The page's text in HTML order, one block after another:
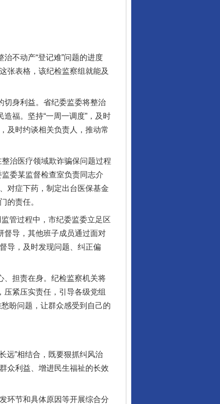
不动产“登记难”问题的进度
张表格，该纪检监察组就能及
身利益。省纪委监委将整治
福。坚持“一周一调度”，及时
及时约谈相关负责人，推动常
治医疗领域欺诈骗保问题过程
委某监督检查室负责同志介
对症下药，制定出台医保基金
的责任。
管过程中，市纪委监委立足区
督导，其他班子成员通过面对
导，及时发现问题、纠正偏
担责在身。纪检监察机关将
压紧压实责任，引导各级党组
盼问题，让群众感受到自己的
远”相结合，既要狠抓纠风治
众利益、增进民生福祉的长效
节和具体原因等开展综合分